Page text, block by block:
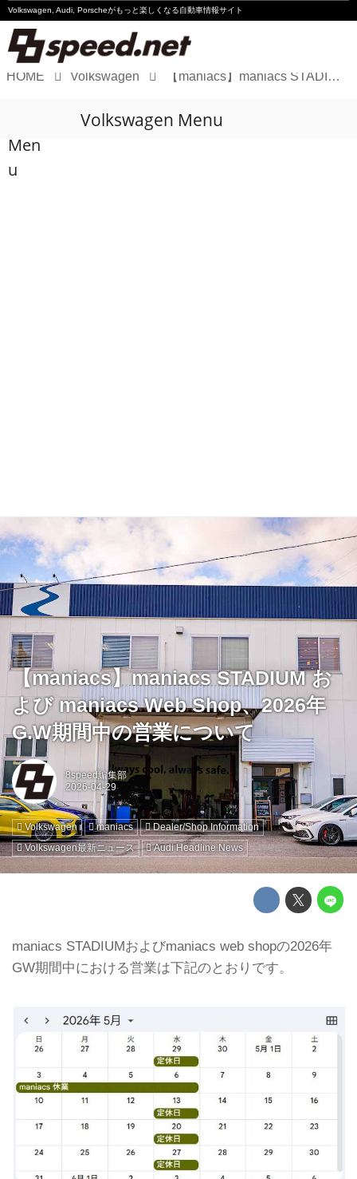
Volkswagen, Audi, Porscheがもっと楽しくなる自動車情報サイト
Audi
HOME Volkswagen 【maniacs】maniacs STADIUM および maniacs Web Shop、2026年G.W期間中の営業について
Men
u
Volkswagen Menu
【maniacs】maniacs STADIUM お
よび maniacs Web Shop、2026年
G.W期間中の営業について
8speed編集部
Volkswagen maniacs
Dealer/Shop Information
Volkswagen最新ニュース
Audi Headline News
maniacs STADIUMおよびmaniacs web shopの2026年
GW期間中における営業は下記のとおりです。